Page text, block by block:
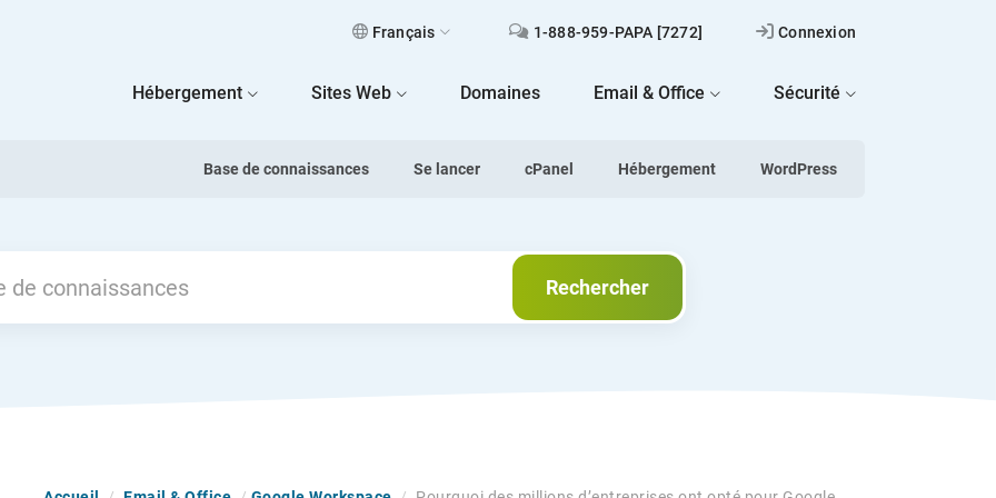
Français 1-888-959-PAPA [7272] Connexion
Hébergement Sites Web Domaines Email & Office Sécurité
Base de connaissances Se lancer cPanel Hébergement WordPress
Rechercher
Rechercher